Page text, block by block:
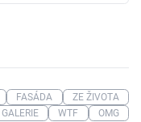
FASÁDA
ZE ŽIVOTA
WTF OMG